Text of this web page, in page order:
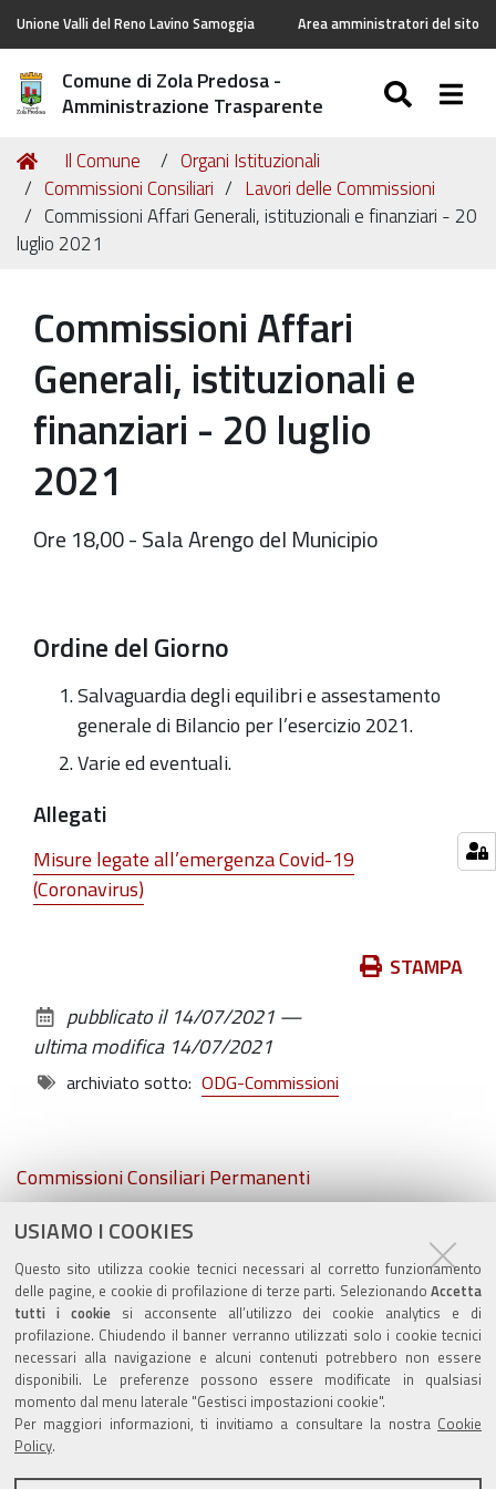
USIAMO I COOKIES
Questo sito utilizza cookie tecnici necessari al corretto funzionamento
delle pagine, e cookie di profilazione di terze parti. Selezionando Accetta
tutti i cookiesi acconsente all’utilizzo dei cookie analytics e di
profilazione. Chiudendo il banner verranno utilizzati solo i cookie tecnici
necessari alla navigazione e alcuni contenuti potrebbero non essere
disponibili. Le preferenze possono essere modificate in qualsiasi
momento dal menu laterale "Gestisci impostazioni cookie".
Per maggiori informazioni, ti invitiamo a consultare la nostra Cookie
Policy.
Unione Valli del Reno Lavino Samoggia Area amministratori del sito
Comune di Zola Predosa -
Amministrazione Trasparente
Tu
sei
qui:
Home
Il Comune
Organi Istituzionali
Commissioni Consiliari
Lavori delle Commissioni
Commissioni Affari Generali, istituzionali e finanziari - 20
luglio 2021
Commissioni Affari
Generali, istituzionali e
finanziari - 20 luglio
2021
Ore 18,00 - Sala Arengo del Municipio
Ordine del Giorno
Salvaguardia degli equilibri e assestamento
generale di Bilancio per l’esercizio 2021.
Varie ed eventuali.
Allegati
Misure legate all’emergenza Covid-19
(Coronavirus)
documento
STAMPA
pubblicato il 14/07/2021 —
ultima modifica 14/07/2021
archiviato sotto: ODG-Commissioni
Navigazione
Commissioni Consiliari Permanenti
Commissione Elettorale comunale
Lavori delle Commissioni
Valuta questo sito